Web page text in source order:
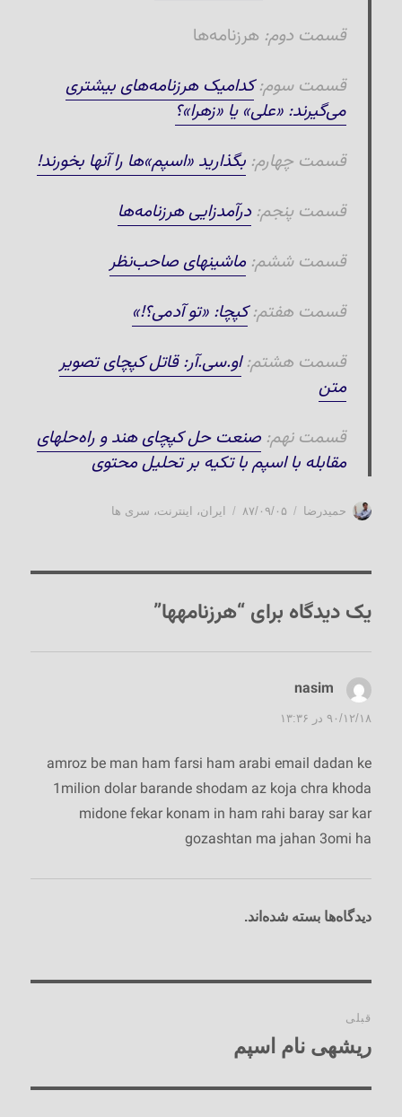
قسمت دوم: هرزنامه‌ها
قسمت سوم:کدامیک هرزنامه‌های بیشتری
می‌گیرند: «علی» یا «زهرا»؟
قسمت چهارم:بگذارید «اسپم»ها را آنها بخورند!
قسمت پنجم:درآمدزایی هرزنامه‌ها
قسمت ششم:ماشینهای صاحب‌نظر
قسمت هفتم:کپچا: «تو آدمی؟!»
قسمت هشتم:او.سی.آر: قاتل کپچای تصویر
متن
قسمت نهم:صنعت حل کپچای هند و راه‌حلهای
مقابله با اسپم با تکیه بر تحلیل محتوی
نویسنده
حمیدرضا
ارسال
۸۷/۰۹/۰۵ دسته‌ها
ایران، اینترنت، سری ها
یک دیدگاه برای “هرزنامه‏ها”
nasim
۹۰/۱۲/۱۸ در ۱۳:۳۶
amroz be man ham farsi ham arabi email dadan ke
1milion dolar barande shodam az koja chra khoda
midone fekar konam in ham rahi baray sar kar
gozashtan ma jahan 3omi ha
دیدگاه‌ها بسته شده‌اند.
نوشته‌ها
قبلی
نوشته
ریشه‏ی نام اسپم